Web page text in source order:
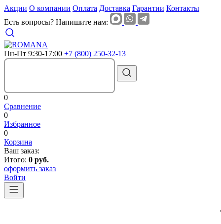
Акции О компании Оплата Доставка Гарантии Контакты
Есть вопросы? Напишите нам:
Пн-Пт 9:30-17:00 +7 (800) 250-32-13
0
Сравнение
0
Избранное
0
Корзина
Ваш заказ:
Итого: 0 руб.
оформить заказ
Войти